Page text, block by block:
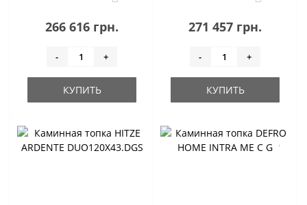
266 616 грн.
- +
КУПИТЬ
271 457 грн.
- +
КУПИТЬ